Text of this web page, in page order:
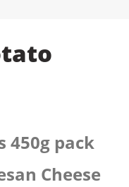
450g pack
Cheese